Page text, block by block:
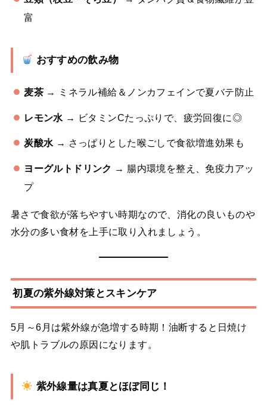
富
おすすめの飲み物
麦茶→ ミネラル補給＆ノンカフェインで夏バテ防止
レモン水 → ビタミンCたっぷりで、疲労回復に◎
炭酸水 → さっぱりとした喉ごしで食欲増進効果も
ヨーグルトドリンク → 腸内環境を整え、免疫力アッ
プ
暑さで食欲が落ちやすい時期なので、消化の良いものや
水分の多い食材を上手に取り入れましょう。
初夏の紫外線対策とスキンケア
5月～6月は紫外線が急増する時期！油断すると日焼け
や肌トラブルの原因になります。
紫外線量は真夏とほぼ同じ！